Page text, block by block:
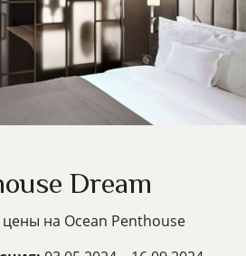
Dream
на Ocean Penthouse